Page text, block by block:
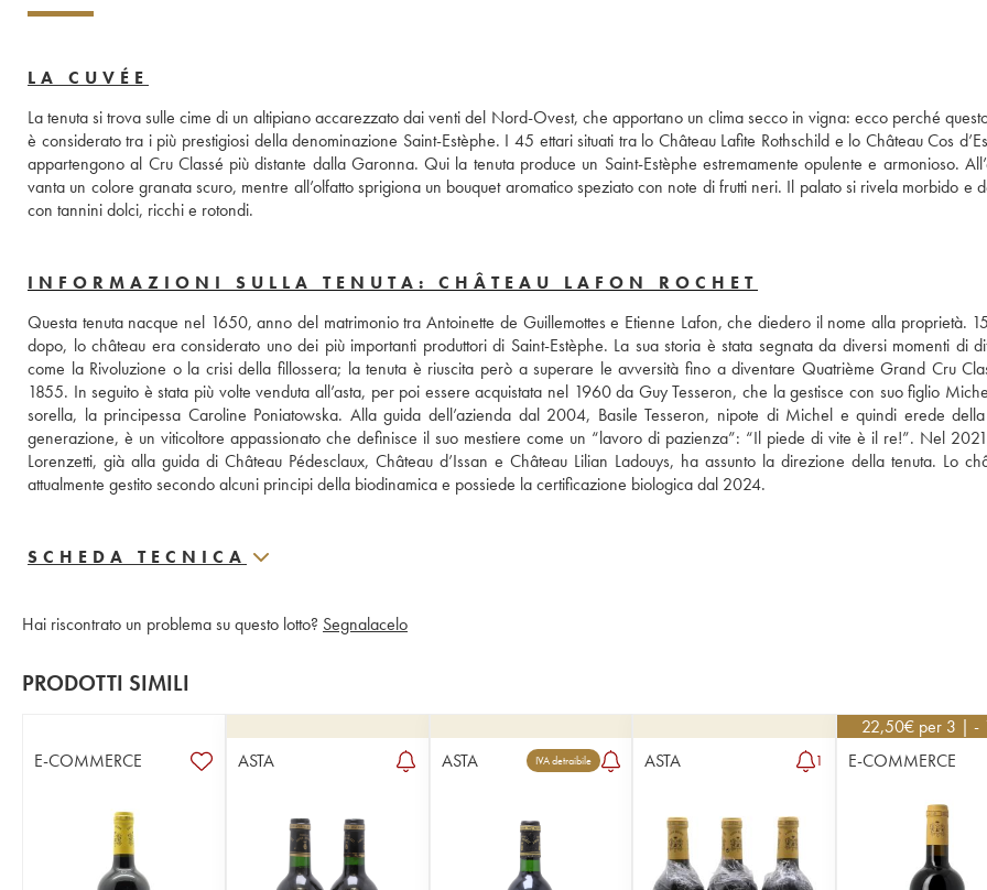
LA CUVÉE
La tenuta si trova sulle cime di un altipiano accarezzato dai venti del Nord-Ovest, che apportano un clima secco in vigna: ecco perché
è considerato tra i più prestigiosi della denominazione Saint-Estèphe. I 45 ettari situati tra lo Château Lafite Rothschild e lo Château Cos
appartengono al Cru Classé più distante dalla Garonna. Qui la tenuta produce un Saint-Estèphe estremamente opulente e armonioso.
vanta un colore granata scuro, mentre all’olfatto sprigiona un bouquet aromatico speziato con note di frutti neri. Il palato si rivela morbido e
con tannini dolci, ricchi e rotondi.
INFORMAZIONI SULLA TENUTA: CHÂTEAU LAFON ROCHET
Questa tenuta nacque nel 1650, anno del matrimonio tra Antoinette de Guillemottes e Etienne Lafon, che diedero il nome alla proprietà.
dopo, lo château era considerato uno dei più importanti produttori di Saint-Estèphe. La sua storia è stata segnata da diversi momenti di
come la Rivoluzione o la crisi della fillossera; la tenuta è riuscita però a superare le avversità fino a diventare Quatrième Grand Cru
1855. In seguito è stata più volte venduta all’asta, per poi essere acquistata nel 1960 da Guy Tesseron, che la gestisce con suo figlio
sorella, la principessa Caroline Poniatowska. Alla guida dell’azienda dal 2004, Basile Tesseron, nipote di Michel e quindi erede
generazione, è un viticoltore appassionato che definisce il suo mestiere come un “lavoro di pazienza”: “Il piede di vite è il re!”. Nel
Lorenzetti, già alla guida di Château Pédesclaux, Château d’Issan e Château Lilian Ladouys, ha assunto la direzione della tenuta. Lo
attualmente gestito secondo alcuni principi della biodinamica e possiede la certificazione biologica dal 2024.
SCHEDA TECNICA
Hai riscontrato un problema su questo lotto? Segnalacelo
PRODOTTI SIMILI
E-COMMERCE ASTA ASTA IVA detraibile ASTA 1
22,50€ per 3 | -
E-COMMERCE